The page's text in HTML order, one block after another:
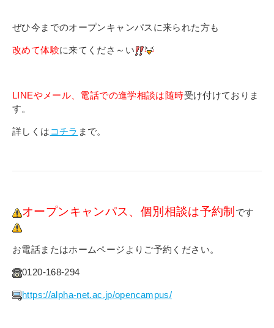
ぜひ今までのオープンキャンパスに来られた方も
改めて体験に来てくださ～い
LINEやメール、電話での進学相談は随時受け付けておりま
す。
詳しくは コチラ まで。
オープンキャンパス、個別相談は予約制 です
お電話またはホームページよりご予約ください。
0120-168-294
https://alpha-net.ac.jp/opencampus/